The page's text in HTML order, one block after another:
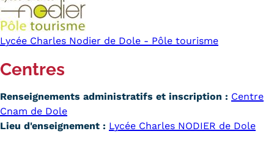
Lycée Charles Nodier de Dole - Pôle tourisme
Centres
Renseignements administratifs et inscription : Centre
Cnam de Dole
Lieu d'enseignement : Lycée Charles NODIER de Dole